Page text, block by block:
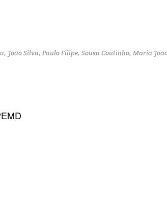
João Silva, Paulo Filipe, Sousa Coutinho, Maria